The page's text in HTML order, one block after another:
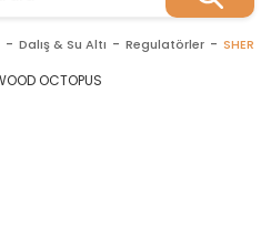
Dalış & Su Altı Regulatörler